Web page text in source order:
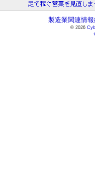
製造業関連情
© 2026